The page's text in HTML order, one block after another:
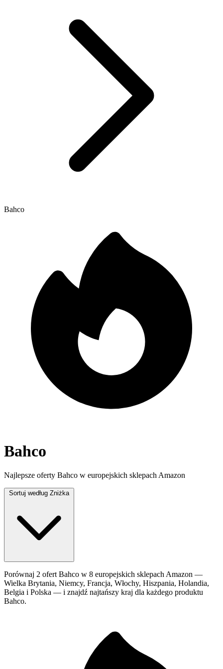
Bahco
Bahco
Najlepsze oferty Bahco w europejskich sklepach Amazon
Sortuj według Zniżka
Porównaj 2 ofert Bahco w 8 europejskich sklepach Amazon —
Wielka Brytania, Niemcy, Francja, Włochy, Hiszpania, Holandia,
Belgia i Polska — i znajdź najtańszy kraj dla każdego produktu
Bahco.